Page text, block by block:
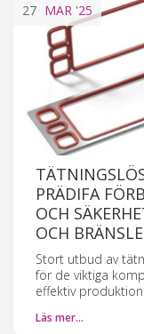
27 MAR '25
PRÄDIFA
OCH
OCH
Stort utbud av
för de viktiga
effektiv
Läs mer…